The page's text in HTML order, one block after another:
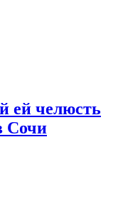
ей челюсть
Сочи